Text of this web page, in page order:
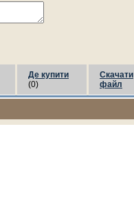
Де купити
(0)
Скачати
файл